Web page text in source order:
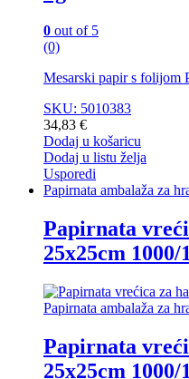
0 out of 5
(0)
Mesarski papir s folijom
SKU: 5010383
34,83 €
Dodaj u košaricu
Dodaj u listu želja
Usporedi
Papirnata ambalaža za
Papirnata
25x25cm 1000/
Papirnata ambalaža za
Papirnata
25x25cm 1000/